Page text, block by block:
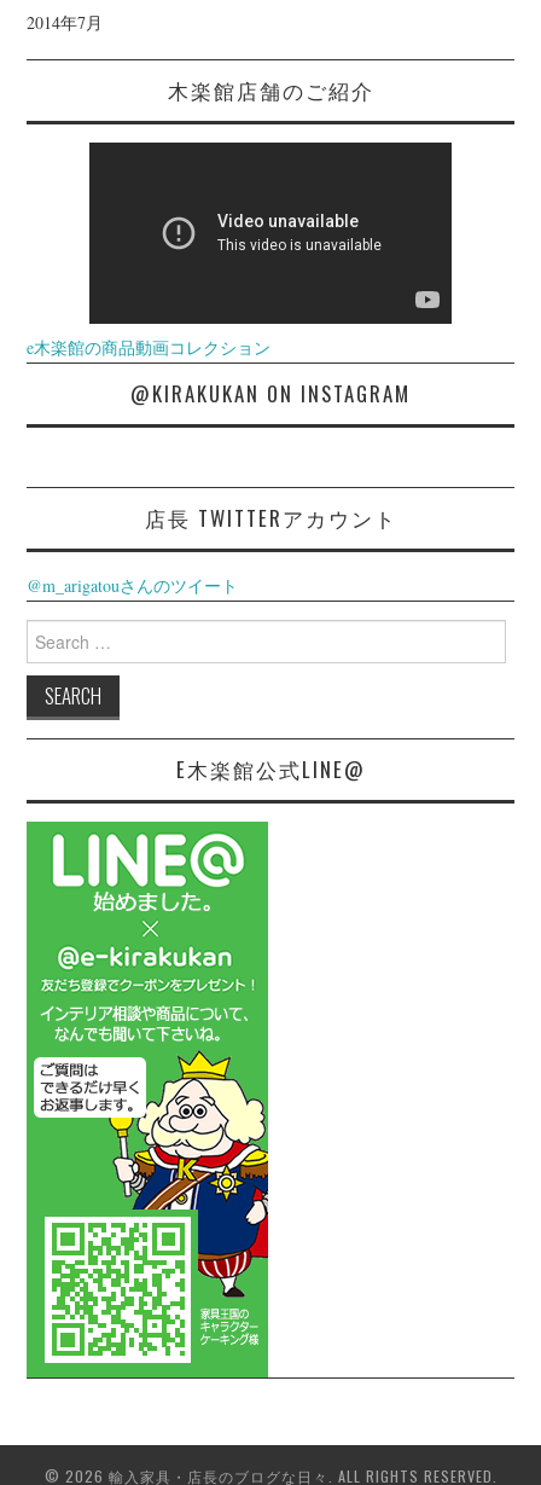
2014年7月
木楽館店舗のご紹介
e木楽館の商品動画コレクション
@KIRAKUKAN ON INSTAGRAM
店長 TWITTERアカウント
@m_arigatouさんのツイート
Search
for:
E木楽館公式LINE@
© 2026 輸入家具・店長のブログな日々. ALL RIGHTS RESERVED.